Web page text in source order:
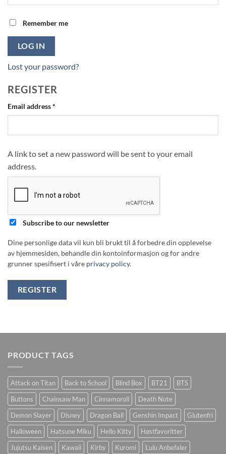
Remember me
LOG IN
Lost your password?
REGISTER
Email address*
A link to set a new password will be sent to your email
address.
Subscribe to our newsletter
Dine personlige data vil kun bli brukt til å forbedre din opplevelse
av hjemmesiden, behandle din kontoinformasjon og for andre
grunner spesifisert i våre privacy policy.
REGISTER
PRODUCT TAGS
Attack on Titan Back to School Blind Box BT21
BTS
Buttons
Chainsaw Man Cinnamoroll
Death Note
Demon Slayer
Disney Dragon Ball Genshin Impact
Glutenfri
Halloween
Hatsune Miku Hello Kitty
Høstfavoritter
Jujutsu Kaisen
Kawaii Kirby Kuromi
Lulu Anbefaler